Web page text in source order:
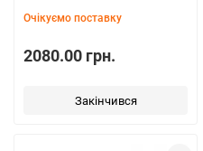
Очікуємо поставку
2080.00 грн.
Закінчився